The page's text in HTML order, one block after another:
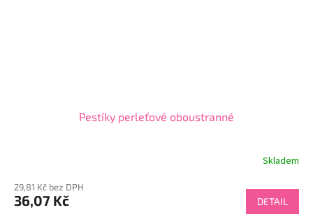
Pestíky perleťové oboustranné
Skladem
29,81 Kč bez DPH
36,07 Kč DETAIL